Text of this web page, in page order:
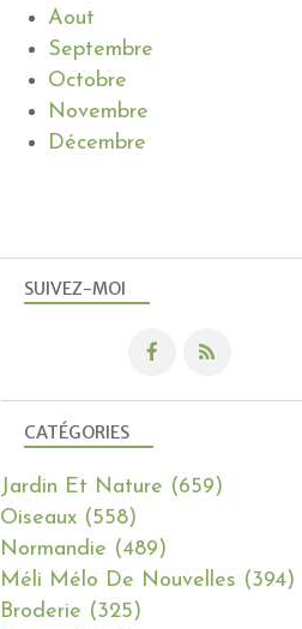
SUIVEZ-MOI
CATÉGORIES
Jardin Et Nature (659)
Oiseaux (558)
Normandie (489)
Méli Mélo De Nouvelles (394)
Broderie (325)
Aout
Septembre
Octobre
Novembre
Décembre